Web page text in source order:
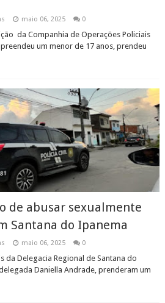
maio 06, 2025 0
da Companhia de Operações Policiais
um menor de 17 anos, prendeu
de abusar sexualmente
Santana do Ipanema
maio 06, 2025 0
da Delegacia Regional de Santana do
Daniella Andrade, prenderam um